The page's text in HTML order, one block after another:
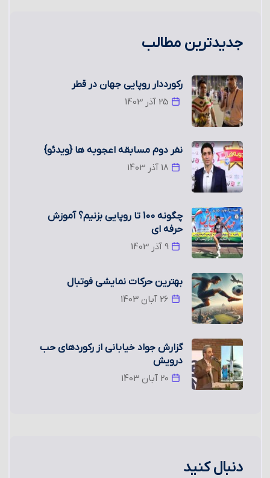
جدیدترین مطالب
رکورددار روپایی جهان در قطر
نفر دوم مسابقه اعجوبه ها {ویدئو}
چگونه 100 تا روپایی بزنیم؟ آموزش
حرفه ای
9 آذر 1403
بهترین حرکات نمایشی فوتبال
گزارش جواد خیابانی از رکوردهای حب
درویش
دنبال کنید